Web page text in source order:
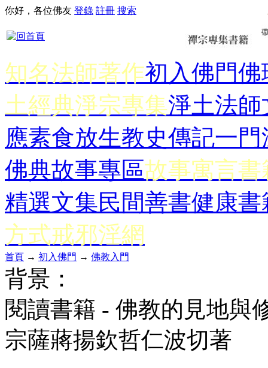
你好，各位佛友 登錄 註冊 搜索
知名法師著作初入佛門佛
土經典淨宗專集淨土法師
應素食放生教史傳記一門
佛典故事專區故事寓言書
精選文集民間善書健康書
方式戒邪淫網
首頁 → 初入佛門 → 佛教入門
背景：
閱讀書籍 - 佛教的見地
宗薩蔣揚欽哲仁波切著